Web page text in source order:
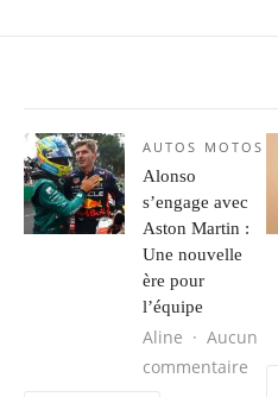
AUTOS MOTOS
Alonso
s’engage avec
Aston Martin :
Une nouvelle
ère pour
l’équipe
Aline
Aucun
commentaire